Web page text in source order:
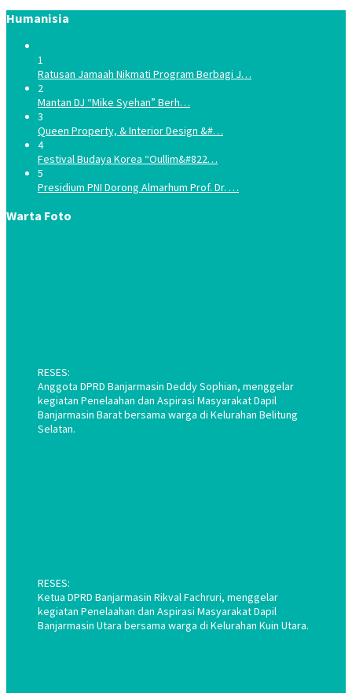
Humanisia
1
Ratusan Jamaah Nikmati Program Berbagi J…
2
Mantan DJ “Mike Syehan” Berh…
3
Queen Property, & Interior Design &#…
4
Festival Budaya Korea “Oullim&#822…
5
Presidium PNI Dorong Almarhum Prof. Dr. …
Warta Foto
RESES:
Anggota DPRD Banjarmasin Deddy Sophian, menggelar
kegiatan Penelaahan dan Aspirasi Masyarakat Dapil
Banjarmasin Barat bersama warga di Kelurahan Belitung
Selatan.
RESES:
Ketua DPRD Banjarmasin Rikval Fachruri, menggelar
kegiatan Penelaahan dan Aspirasi Masyarakat Dapil
Banjarmasin Utara bersama warga di Kelurahan Kuin Utara.